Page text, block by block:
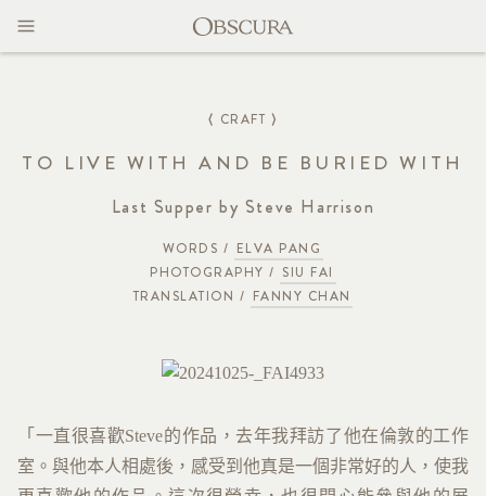
MAGAZINE
⟨ CRAFT ⟩
TO LIVE WITH AND BE BURIED WITH
Last Supper by Steve Harrison
WORDS / ELVA PANG
PHOTOGRAPHY / SIU FAI
TRANSLATION / FANNY CHAN
「一直很喜歡Steve的作品，去年我拜訪了他在倫敦的工作
室。與他本人相處後，感受到他真是一個非常好的人，使我